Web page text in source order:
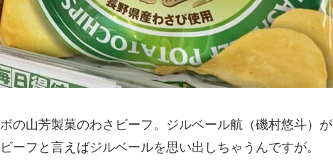
の山芳製菓のわさビーフ。ジルベール航（磯村悠斗）が
ーフと言えばジルベールを思い出しちゃうんですが。